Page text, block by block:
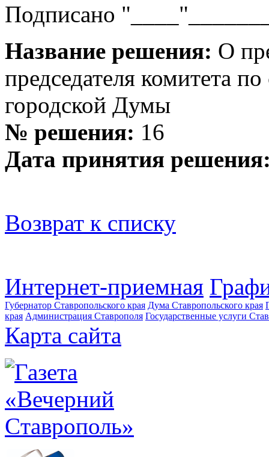
Подписано
Название решения: О
председателя комитета
городской Думы
№ решения: 16
Дата принятия
Возврат к списку
Интернет-приемная
Губернатор Ставропольского края Дума Ставропольского края
края Администрация Ставрополя Государственные услуги
Карта сайта